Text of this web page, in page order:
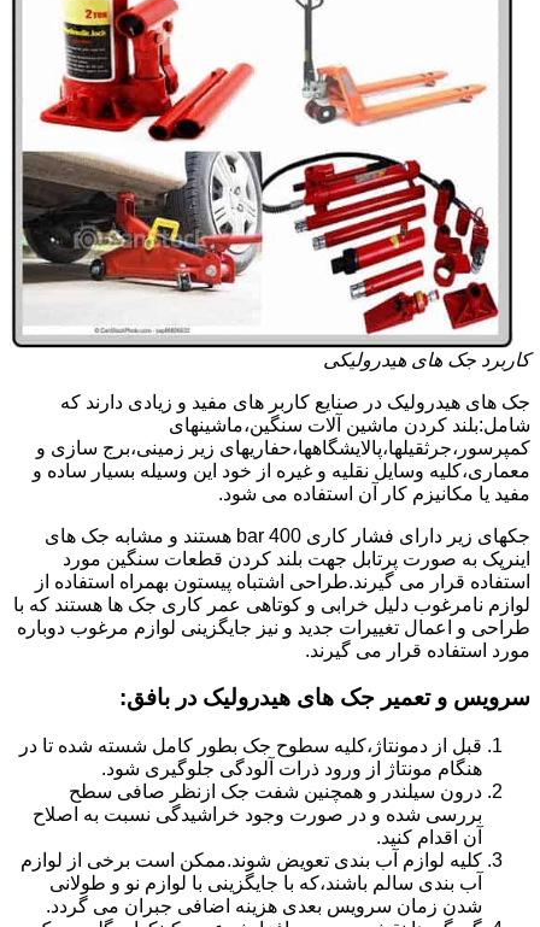
کاربرد جک های هیدرولیکی
جک های هیدرولیک در صنایع کاربر های مفید و زیادی دارند که
شامل:بلند کردن ماشین آلات سنگین،ماشینهای
کمپرسور،جرثقیلها،پالایشگاهها،حفاریهای زیر زمینی،برج سازی و
معماری،کلیه وسایل نقلیه و غیره از خود این وسیله بسیار ساده و
مفید یا مکانیزم کار آن استفاده می شود.
جکهای زیر دارای فشار کاری 400 bar هستند و مشابه جک های
اینرپک به صورت پرتابل جهت بلند کردن قطعات سنگین مورد
استفاده قرار می گیرند.طراحی اشتباه پیستون بهمراه استفاده از
لوازم نامرغوب دلیل خرابی و کوتاهی عمر کاری جک ها هستند که با
طراحی و اعمال تغییرات جدید و نیز جایگزینی لوازم مرغوب دوباره
مورد استفاده قرار می گیرند.
سرویس و تعمیر جک های هیدرولیک در بافق:
قبل از دمونتاژ،کلیه سطوح جک بطور کامل شسته شده تا در
هنگام مونتاژ از ورود ذرات آلودگی جلوگیری شود.
درون سیلندر و همچنین شفت جک ازنظر صافی سطح
بررسی شده و در صورت وجود خراشیدگی نسبت به اصلاح
آن اقدام کنید.
کلیه لوازم آب بندی تعویض شوند.ممکن است برخی از لوازم
آب بندی سالم باشند،که با جایگزینی با لوازم نو و طولانی
شدن زمان سرویس بعدی هزینه اضافی جبران می گردد.